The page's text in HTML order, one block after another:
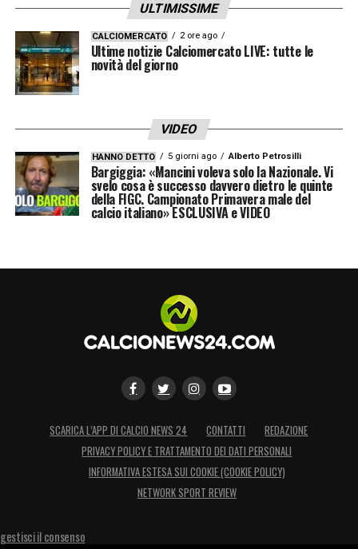
ULTIMISSIME
CALCIOMERCATO 2 ore ago
Ultime notizie Calciomercato LIVE: tutte le
novità del giorno
VIDEO
HANNO DETTO 5 giorni ago Alberto Petrosilli
Bargiggia: «Mancini voleva solo la Nazionale. Vi
svelo cosa è successo davvero dietro le quinte
della FIGC. Campionato Primavera male del
calcio italiano» ESCLUSIVA e VIDEO
SCARICA L’APP DI CALCIO NEWS 24 CONTATTI
REDAZIONE
PRIVACY POLICY E TRATTAMENTO DEI DATI PERSONALI
INFORMATIVA ESTESA SUI COOKIE (COOKIE POLICY)
NETWORK SPORT REVIEW
gestisci il consenso